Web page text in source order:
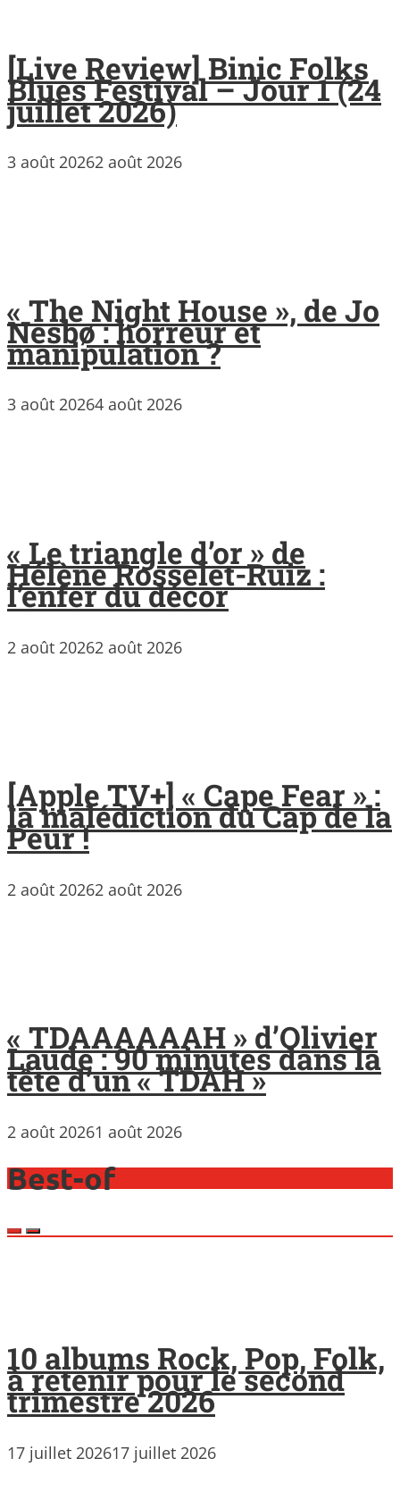
[Live Review] Binic Folks
Blues Festival – Jour 1 (24
juillet 2026)
3 août 20262 août 2026
« The Night House », de Jo
Nesbø : horreur et
manipulation ?
3 août 20264 août 2026
« Le triangle d’or » de
Hélène Rosselet-Ruiz :
l’enfer du décor
2 août 20262 août 2026
[Apple TV+] « Cape Fear » :
la malédiction du Cap de la
Peur !
2 août 20262 août 2026
« TDAAAAAAH » d’Olivier
Laude : 90 minutes dans la
tête d’un « TDAH »
2 août 20261 août 2026
Best-of
10 albums Rock, Pop, Folk,
à retenir pour le second
trimestre 2026
17 juillet 202617 juillet 2026